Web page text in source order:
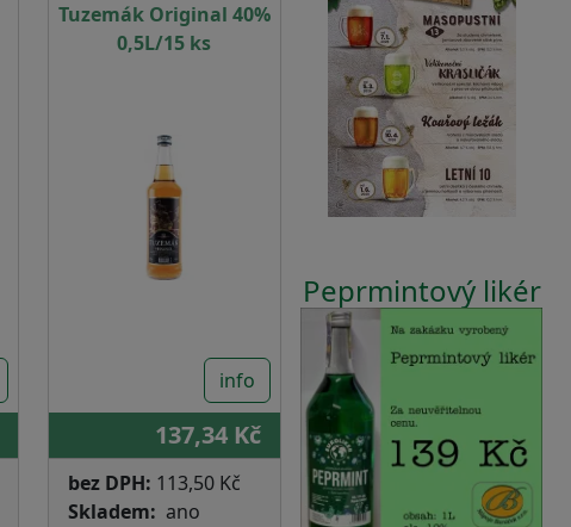
Tuzemák Original 40%
0,5L/15 ks
info
137,34 Kč
bez DPH: 113,50 Kč
Skladem
ano
Peprmintový likér